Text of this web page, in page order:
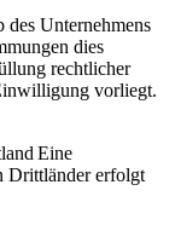
des Unternehmens
dies
rechtlicher
vorliegt.
Eine
Drittländer erfolgt